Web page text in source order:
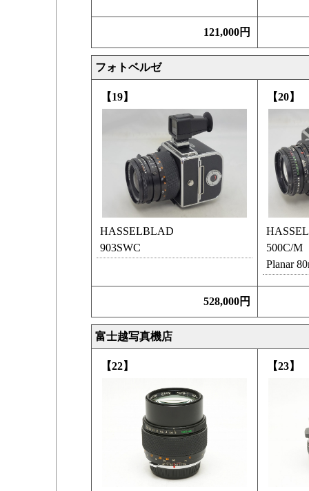
121,000円
フォトベルゼ
【19】
HASSELBLAD
903SWC
【20】
500C/M
Planar
528,000円
富士越写真機店
【22】 【23】